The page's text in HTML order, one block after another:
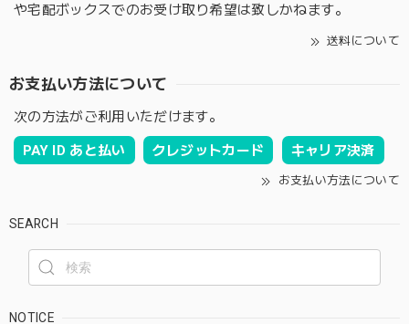
や宅配ボックスでのお受け取り希望は致しかねます。
送料について
お支払い方法について
次の方法がご利用いただけます。
PAY ID あと払い クレジットカード キャリア決済
お支払い方法について
SEARCH
NOTICE